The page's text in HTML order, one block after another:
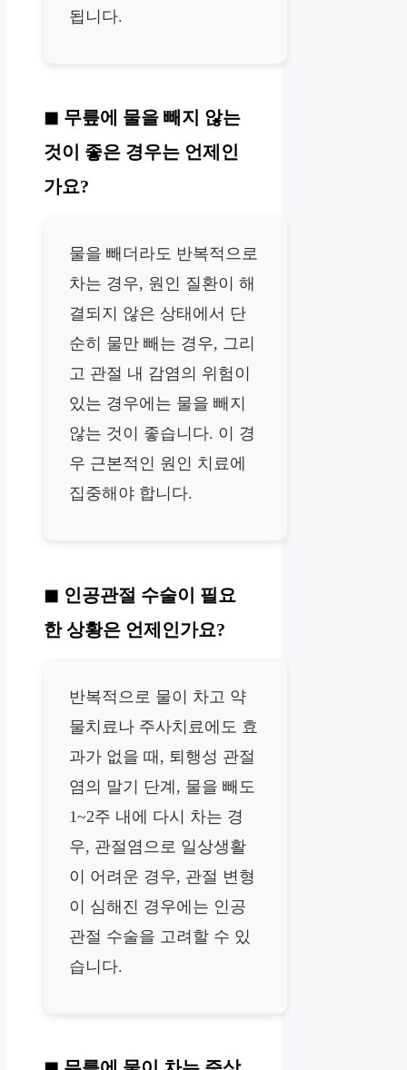
됩니다.
무릎에 물을 빼지 않는
것이 좋은 경우는 언제인
가요?
물을 빼더라도 반복적으로
차는 경우, 원인 질환이 해
결되지 않은 상태에서 단
순히 물만 빼는 경우, 그리
고 관절 내 감염의 위험이
있는 경우에는 물을 빼지
않는 것이 좋습니다. 이 경
우 근본적인 원인 치료에
집중해야 합니다.
인공관절 수술이 필요
한 상황은 언제인가요?
반복적으로 물이 차고 약
물치료나 주사치료에도 효
과가 없을 때, 퇴행성 관절
염의 말기 단계, 물을 빼도
1~2주 내에 다시 차는 경
우, 관절염으로 일상생활
이 어려운 경우, 관절 변형
이 심해진 경우에는 인공
관절 수술을 고려할 수 있
습니다.